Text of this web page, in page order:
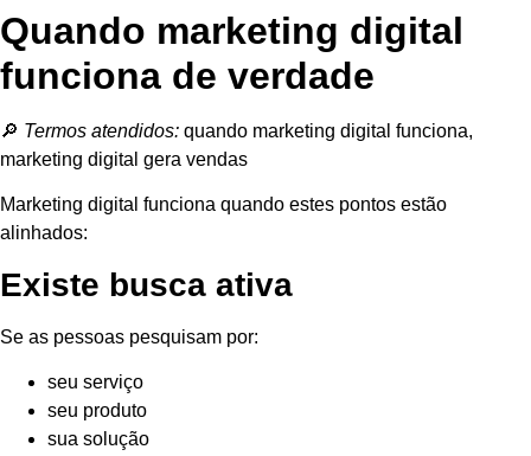
Quando marketing digital
funciona de verdade
🔎 Termos atendidos: quando marketing digital funciona,
marketing digital gera vendas
Marketing digital funciona quando estes pontos estão
alinhados:
Existe busca ativa
Se as pessoas pesquisam por:
seu serviço
seu produto
sua solução